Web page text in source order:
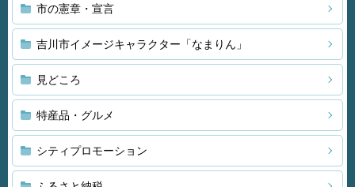
市の憲章・宣言
吉川市イメージキャラクター「なまりん」
見どころ
特産品・グルメ
シティプロモーション